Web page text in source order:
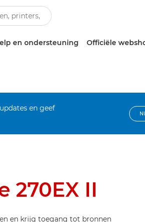
en ondersteuning Officiële
en geef
270EX II
en krijg toegang tot bronnen